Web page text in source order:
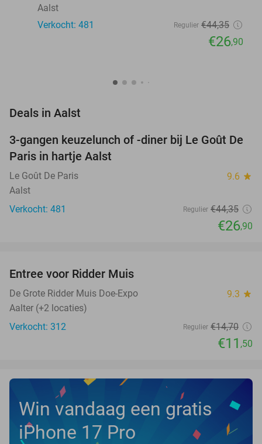
Aalst
Verkocht: 481
Regulier €44,35
€26,90
Deals in Aalst
39%
3-gangen keuzelunch of -diner bij Le Goût De
Paris in hartje Aalst
Le Goût De Paris 9.6 star
Aalst
Verkocht: 481
Regulier €44,35
€26,90
TODAY
Entree voor Ridder Muis
De Grote Ridder Muis Doe-Expo 9.3 star
Aalter (+2 locaties)
Verkocht: 312
Regulier €14,70
€11 ,50
Win vandaag een gratis
iPhone 17 Pro